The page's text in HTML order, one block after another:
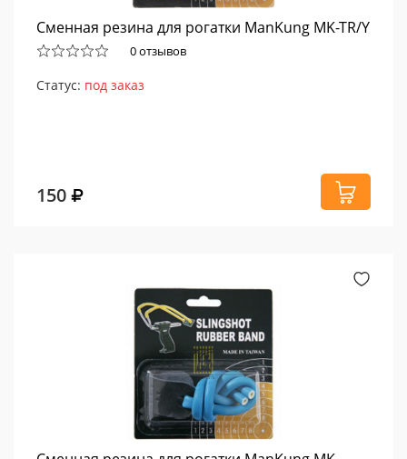
Сменная резина для рогатки ManKung MK-TR/Y
0 отзывов
Статус: под заказ
150